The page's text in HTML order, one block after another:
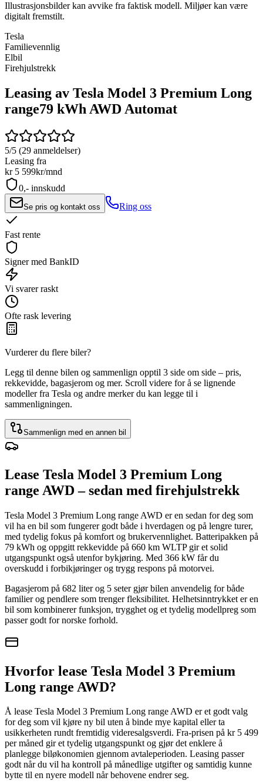
Illustrasjonsbilder kan avvike fra faktisk modell. Miljøer kan være
digitalt fremstilt.
Tesla
Familievennlig
Elbil
Firehjulstrekk
Leasing av Tesla Model 3 Premium Long
range79 kWh AWD Automat
5/5 (29 anmeldelser)
Leasing fra
kr 5 599kr/mnd
0,- innskudd
Se pris og kontakt oss Ring oss
Fast rente
Signer med BankID
Vi svarer raskt
Ofte rask levering
Vurderer du flere biler?
Legg til denne bilen og sammenlign opptil 3 side om side – pris,
rekkevidde, bagasjerom og mer. Scroll videre for å se lignende
modeller fra Tesla og andre merker du kan legge til i
sammenligningen.
Sammenlign med en annen bil
Lease Tesla Model 3 Premium Long
range AWD – sedan med firehjulstrekk
Tesla Model 3 Premium Long range AWD er en sedan for deg som
vil ha en bil som fungerer godt både i hverdagen og på lengre turer,
med tydelig fokus på komfort og brukervennlighet. Batteripakken på
79 kWh og oppgitt rekkevidde på 660 km WLTP gir et solid
utgangspunkt også utenfor bykjøring. Med 366 kW får du
overskudd i forbikjøringer og trygg respons på motorvei.
Bagasjerom på 682 liter og 5 seter gjør bilen anvendelig for både
familier og pendlere som trenger fleksibilitet. Helhetsinntrykket er en
bil som kombinerer funksjon, trygghet og et tydelig modellpreg som
passer godt for norske forhold.
Hvorfor lease Tesla Model 3 Premium
Long range AWD?
Å lease Tesla Model 3 Premium Long range AWD er et godt valg
for deg som vil kjøre ny bil uten å binde mye kapital eller ta
usikkerheten rundt fremtidig videresalgsverdi. Fra-prisen på kr 5 499
per måned gir et tydelig utgangspunkt og gjør det enklere å
planlegge biløkonomien gjennom avtaleperioden. Leasing passer
godt når du vil ha kontroll på månedlige utgifter og samtidig kunne
bytte til en nyere modell når behovene endrer seg.